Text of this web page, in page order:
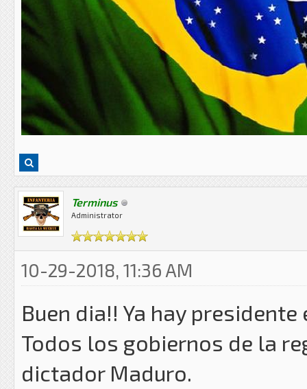
Terminus
Administrator
10-29-2018, 11:36 AM
Buen dia!! Ya hay
Todos los gobiernos de la
dictador Maduro.